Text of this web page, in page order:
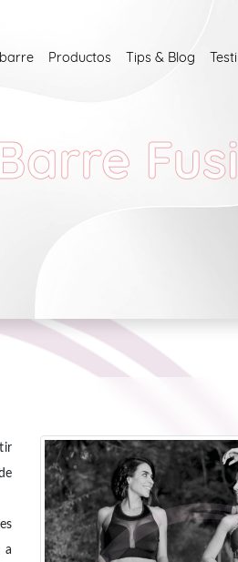
Productos Tips & Blog
a